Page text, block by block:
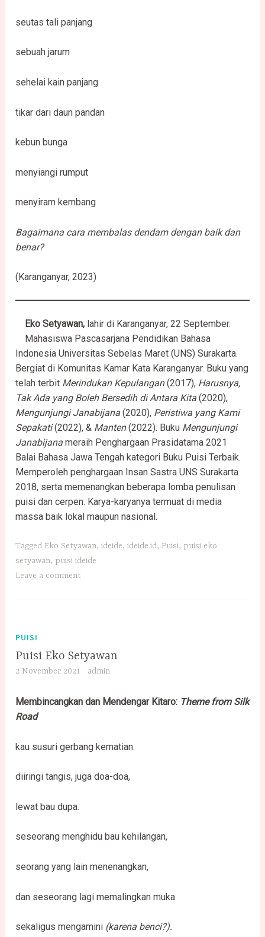
seutas tali panjang
sebuah jarum
sehelai kain panjang
tikar dari daun pandan
kebun bunga
menyiangi rumput
menyiram kembang
Bagaimana cara membalas dendam dengan baik dan
benar?
(Karanganyar, 2023)
Eko Setyawan, lahir di Karanganyar, 22 September.
Mahasiswa Pascasarjana Pendidikan Bahasa
Indonesia Universitas Sebelas Maret (UNS) Surakarta.
Bergiat di Komunitas Kamar Kata Karanganyar. Buku yang
telah terbit Merindukan Kepulangan (2017), Harusnya,
Tak Ada yang Boleh Bersedih di Antara Kita(2020),
Mengunjungi Janabijana (2020), Peristiwa yang Kami
Sepakati(2022), & Manten(2022). Buku Mengunjungi
Janabijana meraih Penghargaan Prasidatama 2021
Balai Bahasa Jawa Tengah kategori Buku Puisi Terbaik.
Memperoleh penghargaan Insan Sastra UNS Surakarta
2018, serta memenangkan beberapa lomba penulisan
puisi dan cerpen. Karya-karyanya termuat di media
massa baik lokal maupun nasional.
Tagged Eko Setyawan,ideide,ideide.id, Puisi, puisi eko
setyawan, puisi ideide
Leave a comment
PUISI
Puisi Eko Setyawan
2 November 2021 admin
Membincangkan dan Mendengar Kitaro: Theme from Silk
Road
kau susuri gerbang kematian.
diiringi tangis, juga doa-doa,
lewat bau dupa.
seseorang menghidu bau kehilangan,
seorang yang lain menenangkan,
dan seseorang lagi memalingkan muka
sekaligus mengamini (karena benci?).